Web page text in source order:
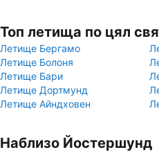
Топ летища по цял
Летище Бергамо
Летище Болоня
Летище Бари
Летище Дортмунд
Летище Айндховен
Наблизо Йостершунд